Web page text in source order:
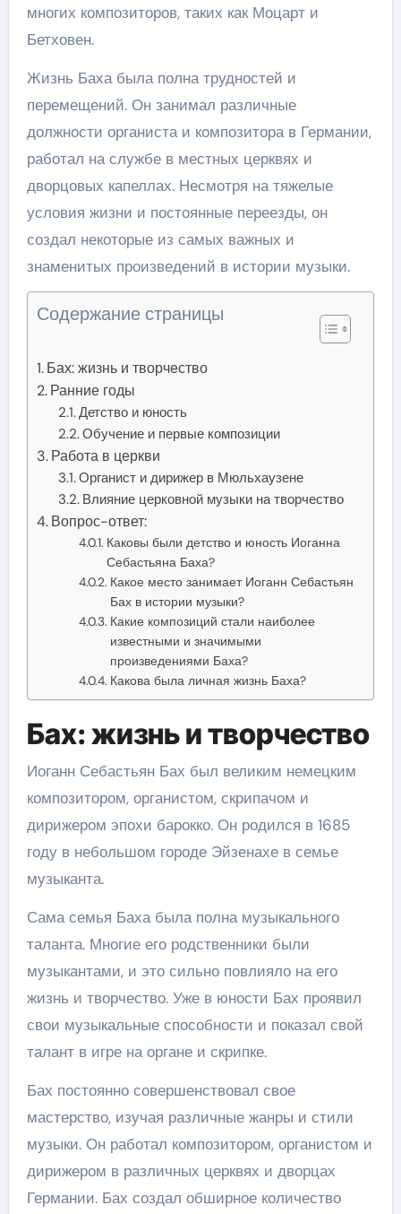
многих композиторов, таких как Моцарт и
Бетховен.
Жизнь Баха была полна трудностей и
перемещений. Он занимал различные
должности органиста и композитора в Германии,
работал на службе в местных церквях и
дворцовых капеллах. Несмотря на тяжелые
условия жизни и постоянные переезды, он
создал некоторые из самых важных и
знаменитых произведений в истории музыки.
Содержание страницы
Бах: жизнь и творчество
Ранние годы
Детство и юность
Обучение и первые композиции
Работа в церкви
Органист и дирижер в Мюльхаузене
Влияние церковной музыки на творчество
Вопрос-ответ:
Каковы были детство и юность Иоганна
Себастьяна Баха?
Какое место занимает Иоганн Себастьян
Бах в истории музыки?
Какие композиций стали наиболее
известными и значимыми
произведениями Баха?
Какова была личная жизнь Баха?
Бах: жизнь и творчество
Иоганн Себастьян Бах был великим немецким
композитором, органистом, скрипачом и
дирижером эпохи барокко. Он родился в 1685
году в небольшом городе Эйзенахе в семье
музыканта.
Сама семья Баха была полна музыкального
таланта. Многие его родственники были
музыкантами, и это сильно повлияло на его
жизнь и творчество. Уже в юности Бах проявил
свои музыкальные способности и показал свой
талант в игре на органе и скрипке.
Бах постоянно совершенствовал свое
мастерство, изучая различные жанры и стили
музыки. Он работал композитором, органистом и
дирижером в различных церквях и дворцах
Германии. Бах создал обширное количество